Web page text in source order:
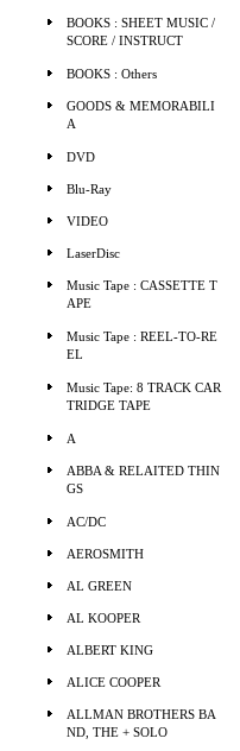
BOOKS : SHEET MUSIC /
SCORE / INSTRUCT
BOOKS : Others
GOODS & MEMORABILI
A
DVD
Blu-Ray
VIDEO
LaserDisc
Music Tape : CASSETTE T
APE
Music Tape : REEL-TO-RE
EL
Music Tape: 8 TRACK CAR
TRIDGE TAPE
A
ABBA & RELAITED THIN
GS
AC/DC
AEROSMITH
AL GREEN
AL KOOPER
ALBERT KING
ALICE COOPER
ALLMAN BROTHERS BA
ND, THE + SOLO